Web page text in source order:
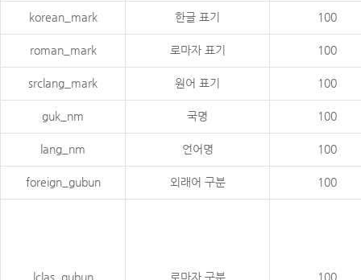
korean_mark 한글 표기 100
roman_mark 로마자 표기 100
srclang_mark 원어 표기 100
guk_nm 국명 100
lang_nm 언어명 100
foreign_gubun 외래어 구분 100
lclas_gubun 로마자 구분 100